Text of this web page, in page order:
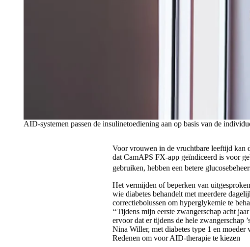
AID-systemen passen de insulinetoediening aan op basis van de
Voor vrouwen in de vruchtbare leeftijd kan
dat CamAPS FX-app geïndiceerd is voor
gebruiken, hebben een betere
Het vermijden of beperken van
wie diabetes behandelt met meerdere
correctiebolussen om hyperglykemie te
‘‘Tijdens mijn eerste zwangerschap acht
ervoor dat er tijdens de hele zwangerschap
Nina Willer, met diabetes type 1 en moeder
Redenen om voor AID-therapie te kiezen